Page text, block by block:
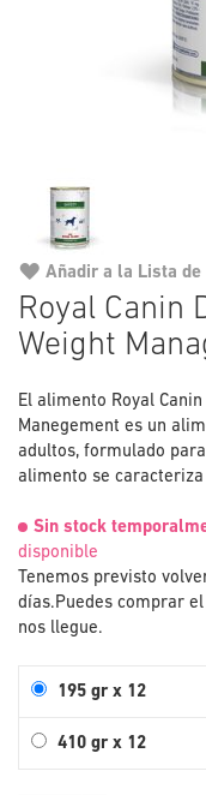
Royal Canin
Weight
El alimento Royal
Manegement es un
adultos, formulado
alimento se
Sin stock
disponible
Tenemos previsto
días.Puedes comprar
nos llegue.
195 gr x 12
410 gr x 12
Añadir a la Lista de